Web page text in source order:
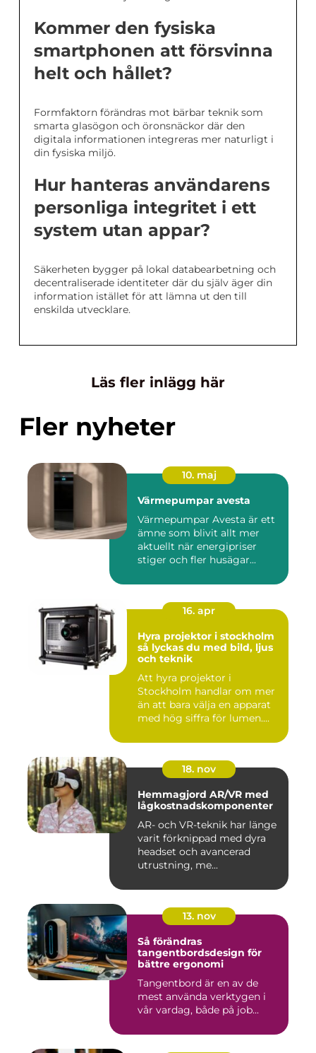
Kommer den fysiska
smartphonen att försvinna
helt och hållet?
Formfaktorn förändras mot bärbar teknik som
smarta glasögon och öronsnäckor där den
digitala informationen integreras mer naturligt i
din fysiska miljö.
Hur hanteras användarens
personliga integritet i ett
system utan appar?
Säkerheten bygger på lokal databearbetning och
decentraliserade identiteter där du själv äger din
information istället för att lämna ut den till
enskilda utvecklare.
Läs fler inlägg här
Fler nyheter
10. maj
Värmepumpar avesta
Värmepumpar Avesta är ett
ämne som blivit allt mer
aktuellt när energipriser
stiger och fler husägar...
16. apr
Hyra projektor i stockholm
så lyckas du med bild, ljus
och teknik
Att hyra projektor i
Stockholm handlar om mer
än att bara välja en apparat
med hög siffra för lumen....
18. nov
Hemmagjord AR/VR med
lågkostnadskomponenter
AR- och VR-teknik har länge
varit förknippad med dyra
headset och avancerad
utrustning, me...
13. nov
Så förändras
tangentbordsdesign för
bättre ergonomi
Tangentbord är en av de
mest använda verktygen i
vår vardag, både på job...